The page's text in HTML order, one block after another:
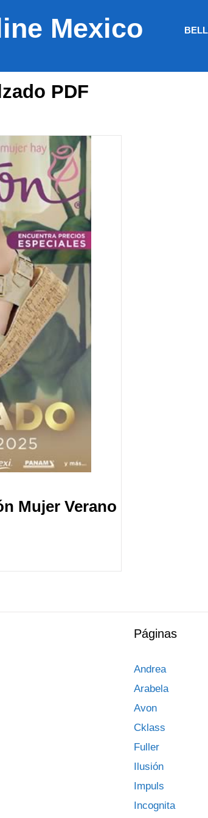
Mexico
PDF
Mujer Verano
Páginas
Andrea
Arabela
Avon
Cklass
Fuller
Ilusión
Impuls
Incognita